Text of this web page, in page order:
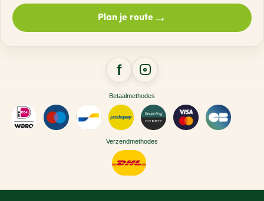
Plan je route→
Betaalmethodes
Verzendmethodes